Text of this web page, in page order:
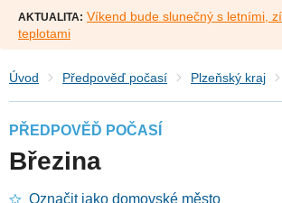
AKTUALITA: Víkend bude slunečný s letními,
teplotami
Úvod Předpověď počasí Plzeňský kraj
PŘEDPOVĚĎ POČASÍ
Březina
Označit jako domovské město